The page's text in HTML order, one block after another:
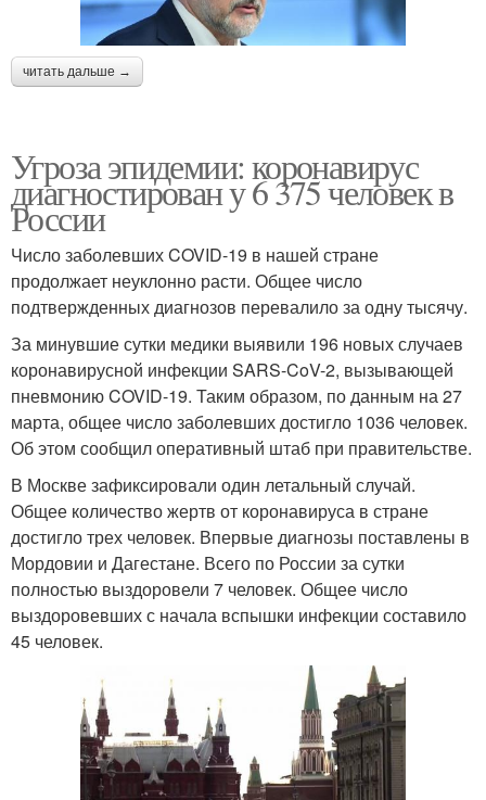
читать дальше →
Угроза эпидемии: коронавирус
диагностирован у 6 375 человек в
России
Число заболевших COVID-19 в нашей стране
продолжает неуклонно расти. Общее число
подтвержденных диагнозов перевалило за одну тысячу.
За минувшие сутки медики выявили 196 новых случаев
коронавирусной инфекции SARS-CoV-2, вызывающей
пневмонию COVID-19. Таким образом, по данным на 27
марта, общее число заболевших достигло 1036 человек.
Об этом сообщил оперативный штаб при правительстве.
В Москве зафиксировали один летальный случай.
Общее количество жертв от коронавируса в стране
достигло трех человек. Впервые диагнозы поставлены в
Мордовии и Дагестане. Всего по России за сутки
полностью выздоровели 7 человек. Общее число
выздоровевших с начала вспышки инфекции составило
45 человек.